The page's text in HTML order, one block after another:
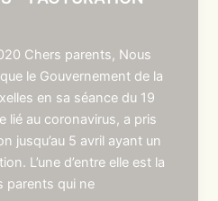
Chers parents, Nous
le Gouvernement de la
en sa séance du 19
lié au coronavirus, a pris
jusqu’au 5 avril ayant un
L’une d’entre elle est la
parents qui ne